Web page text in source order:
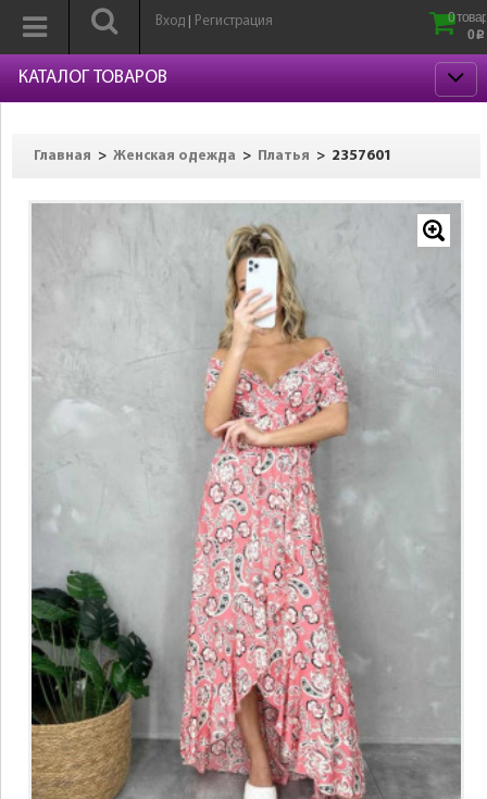
Вход Регистрация
0
0 p
КАТАЛОГ ТОВАРОВ
Главная > Женская одежда > Платья > 2357601